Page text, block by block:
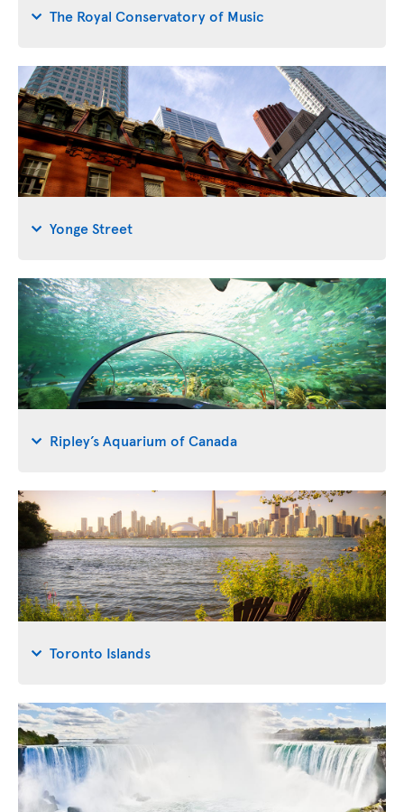
The Royal Conservatory of Music
Yonge Street
Ripley’s Aquarium of Canada
Toronto Islands